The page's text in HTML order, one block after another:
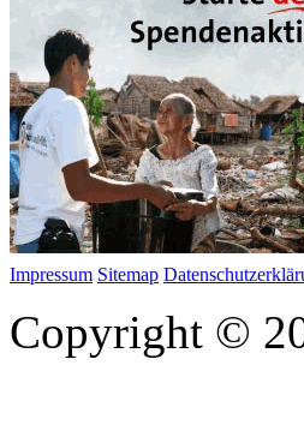
Impressum Sitemap
Copyright ©